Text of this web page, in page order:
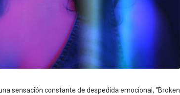
sensación constante de despedida emocional, “Broken